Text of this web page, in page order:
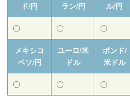
ド/円
ラン/円
ル/円
〇 〇 〇
メキシコ
ペソ/円
ユーロ/米
ドル
ポンド/
米ドル
〇 〇 〇